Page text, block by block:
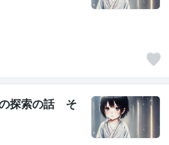
探索の話 そ